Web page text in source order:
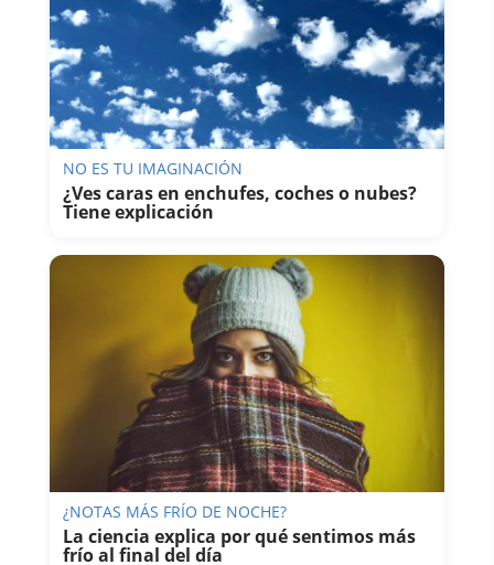
NO ES TU IMAGINACIÓN
¿Ves caras en enchufes, coches o nubes?
Tiene explicación
¿NOTAS MÁS FRÍO DE NOCHE?
La ciencia explica por qué sentimos más
frío al final del día